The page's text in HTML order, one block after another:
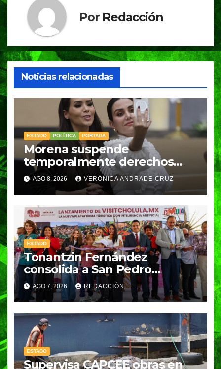
Por Redacción
Noticias relacionadas
ESTADO POLÍTICA PORTADA
Morena suspende
temporalmente derechos
partidarios de Nayeli Salvatori
y Graciela Palomares
AGO 8, 2026 VERÓNICA ANDRADE CRUZ
ESTADO
Tonantzin Fernández
consolida a San Pedro
Cholula como referente en
turismo inteligente
AGO 7, 2026 REDACCIÓN
ESTADO
Supervisa CAPCEE obras en